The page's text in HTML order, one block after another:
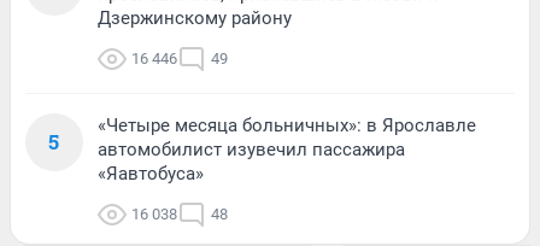
Дзержинскому району
16 446 49
5
«Четыре месяца больничных»: в Ярославле
автомобилист изувечил пассажира
«Яавтобуса»
16 038 48